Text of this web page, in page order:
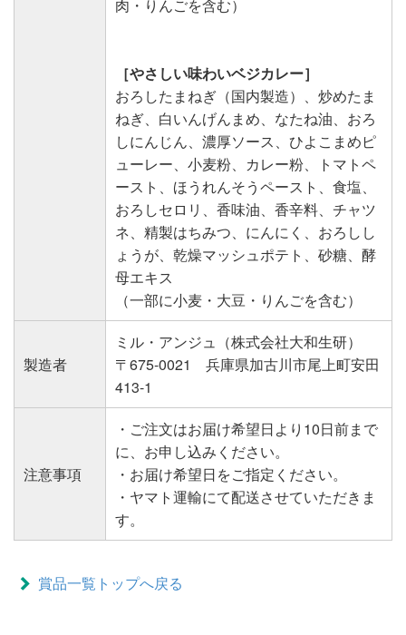
肉・りんごを含む）
［やさしい味わいベジカレー］
おろしたまねぎ（国内製造）、炒めたま
ねぎ、白いんげんまめ、なたね油、おろ
しにんじん、濃厚ソース、ひよこまめピ
ューレー、小麦粉、カレー粉、トマトペ
ースト、ほうれんそうペースト、食塩、
おろしセロリ、香味油、香辛料、チャツ
ネ、精製はちみつ、にんにく、おろしし
ょうが、乾燥マッシュポテト、砂糖、酵
母エキス
（一部に小麦・大豆・りんごを含む）
製造者
ミル・アンジュ（株式会社大和生研）
〒675-0021 兵庫県加古川市尾上町安田
413-1
注意事項
・ご注文はお届け希望日より10日前まで
に、お申し込みください。
・お届け希望日をご指定ください。
・ヤマト運輸にて配送させていただきま
す。
賞品一覧トップへ戻る